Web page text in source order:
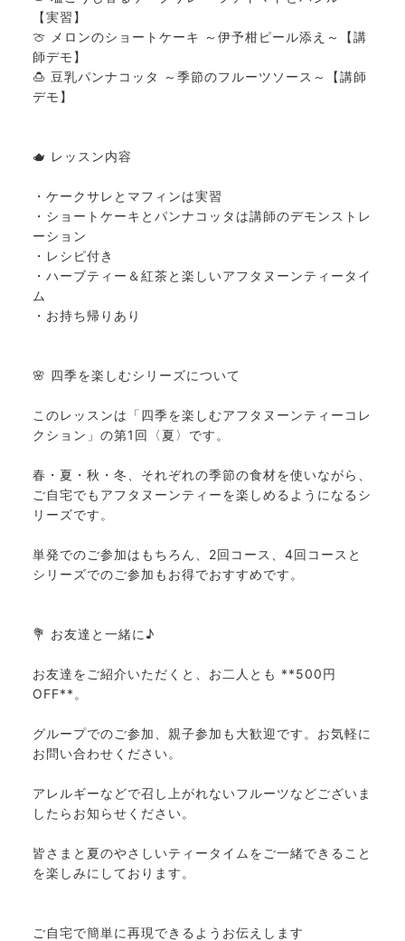
【実習】
🍈 メロンのショートケーキ ～伊予柑ピール添え～【講
師デモ】
🍮 豆乳パンナコッタ ～季節のフルーツソース～【講師
デモ】
🫖 レッスン内容
・ケークサレとマフィンは実習
・ショートケーキとパンナコッタは講師のデモンストレ
ーション
・レシピ付き
・ハーブティー＆紅茶と楽しいアフタヌーンティータイ
ム
・お持ち帰りあり
🌸 四季を楽しむシリーズについて
このレッスンは「四季を楽しむアフタヌーンティーコレ
クション」の第1回〈夏〉です。
春・夏・秋・冬、それぞれの季節の食材を使いながら、
ご自宅でもアフタヌーンティーを楽しめるようになるシ
リーズです。
単発でのご参加はもちろん、2回コース、4回コースと
シリーズでのご参加もお得でおすすめです。
💐 お友達と一緒に♪
お友達をご紹介いただくと、お二人とも **500円
OFF**。
グループでのご参加、親子参加も大歓迎です。お気軽に
お問い合わせください。
アレルギーなどで召し上がれないフルーツなどございま
したらお知らせください。
皆さまと夏のやさしいティータイムをご一緒できること
を楽しみにしております。
ご自宅で簡単に再現できるようお伝えします